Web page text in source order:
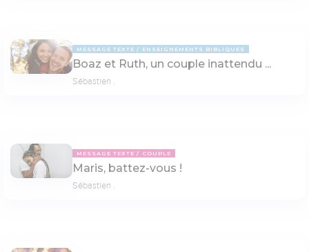
MESSAGE TEXTE ENSEIGNEMENTS BIBLIQUES
Boaz et Ruth, un couple inattendu ...
Sébastien .
MESSAGE TEXTE COUPLE
Maris, battez-vous !
Sébastien .